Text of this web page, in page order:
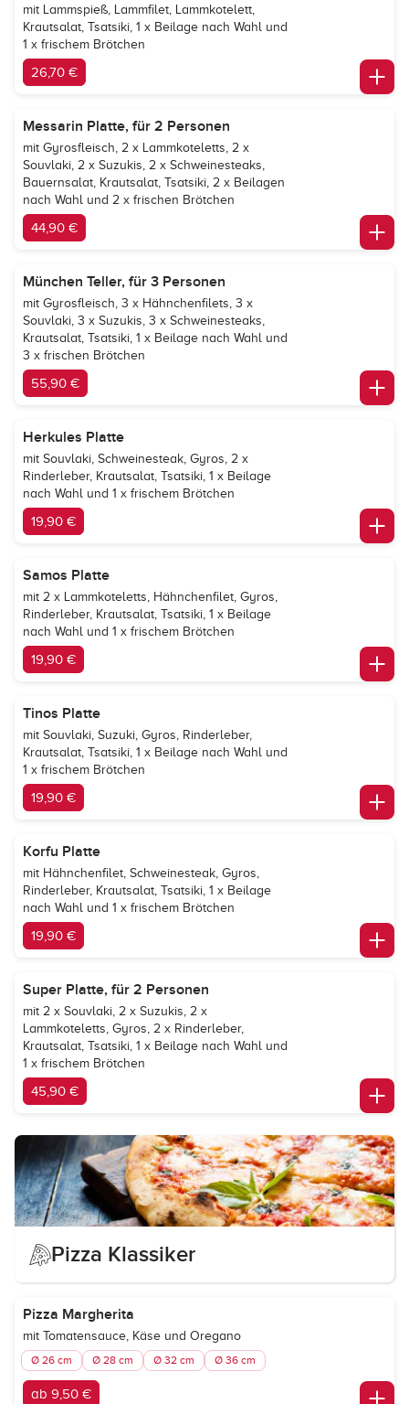
mit Lammspieß, Lammfilet, Lammkotelett,
Krautsalat, Tsatsiki, 1 x Beilage nach Wahl und
1 x frischem Brötchen
26,70 €
Messarin Platte, für 2 Personen
mit Gyrosfleisch, 2 x Lammkoteletts, 2 x
Souvlaki, 2 x Suzukis, 2 x Schweinesteaks,
Bauernsalat, Krautsalat, Tsatsiki, 2 x Beilagen
nach Wahl und 2 x frischen Brötchen
44,90 €
München Teller, für 3 Personen
mit Gyrosfleisch, 3 x Hähnchenfilets, 3 x
Souvlaki, 3 x Suzukis, 3 x Schweinesteaks,
Krautsalat, Tsatsiki, 1 x Beilage nach Wahl und
3 x frischen Brötchen
55,90 €
Herkules Platte
mit Souvlaki, Schweinesteak, Gyros, 2 x
Rinderleber, Krautsalat, Tsatsiki, 1 x Beilage
nach Wahl und 1 x frischem Brötchen
19,90 €
Samos Platte
mit 2 x Lammkoteletts, Hähnchenfilet, Gyros,
Rinderleber, Krautsalat, Tsatsiki, 1 x Beilage
nach Wahl und 1 x frischem Brötchen
19,90 €
Tinos Platte
mit Souvlaki, Suzuki, Gyros, Rinderleber,
Krautsalat, Tsatsiki, 1 x Beilage nach Wahl und
1 x frischem Brötchen
19,90 €
Korfu Platte
mit Hähnchenfilet, Schweinesteak, Gyros,
Rinderleber, Krautsalat, Tsatsiki, 1 x Beilage
nach Wahl und 1 x frischem Brötchen
19,90 €
Super Platte, für 2 Personen
mit 2 x Souvlaki, 2 x Suzukis, 2 x
Lammkoteletts, Gyros, 2 x Rinderleber,
Krautsalat, Tsatsiki, 1 x Beilage nach Wahl und
1 x frischem Brötchen
45,90 €
Pizza Klassiker
Pizza Margherita
mit Tomatensauce, Käse und Oregano
Ø 26 cm Ø 28 cm Ø 32 cm Ø 36 cm
ab 9,50 €